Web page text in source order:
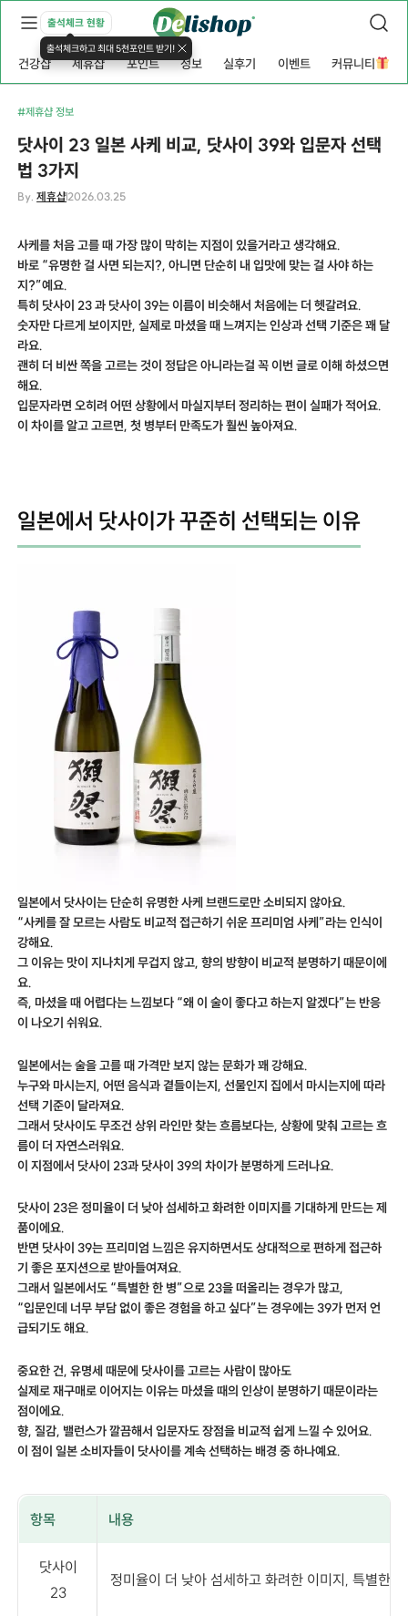
출석체크 현황
출석체크하고 최대 5천포인트 받기!
건강샵 제휴샵 포인트 정보 실후기 이벤트 커뮤니티
#제휴샵 정보
닷사이 23 일본 사케 비교, 닷사이 39와 입문자 선택
법 3가지
By.제휴샵2026.03.25
사케를 처음 고를 때 가장 많이 막히는 지점이 있을거라고 생각해요.
바로 “유명한 걸 사면 되는지?, 아니면 단순히 내 입맛에 맞는 걸 사야 하는
지?”예요.
특히 닷사이 23 과 닷사이 39는 이름이 비슷해서 처음에는 더 헷갈려요.
숫자만 다르게 보이지만, 실제로 마셨을 때 느껴지는 인상과 선택 기준은 꽤 달
라요.
괜히 더 비싼 쪽을 고르는 것이 정답은 아니라는걸 꼭 이번 글로 이해 하셨으면
해요.
입문자라면 오히려 어떤 상황에서 마실지부터 정리하는 편이 실패가 적어요.
이 차이를 알고 고르면, 첫 병부터 만족도가 훨씬 높아져요.
일본에서 닷사이가 꾸준히 선택되는 이유
일본에서 닷사이는 단순히 유명한 사케 브랜드로만 소비되지 않아요.
“사케를 잘 모르는 사람도 비교적 접근하기 쉬운 프리미엄 사케”라는 인식이
강해요.
그 이유는 맛이 지나치게 무겁지 않고, 향의 방향이 비교적 분명하기 때문이에
요.
즉, 마셨을 때 어렵다는 느낌보다 “왜 이 술이 좋다고 하는지 알겠다”는 반응
이 나오기 쉬워요.
일본에서는 술을 고를 때 가격만 보지 않는 문화가 꽤 강해요.
누구와 마시는지, 어떤 음식과 곁들이는지, 선물인지 집에서 마시는지에 따라
선택 기준이 달라져요.
그래서 닷사이도 무조건 상위 라인만 찾는 흐름보다는, 상황에 맞춰 고르는 흐
름이 더 자연스러워요.
이 지점에서 닷사이 23과 닷사이 39의 차이가 분명하게 드러나요.
닷사이 23은 정미율이 더 낮아 섬세하고 화려한 이미지를 기대하게 만드는 제
품이에요.
반면 닷사이 39는 프리미엄 느낌은 유지하면서도 상대적으로 편하게 접근하
기 좋은 포지션으로 받아들여져요.
그래서 일본에서도 “특별한 한 병”으로 23을 떠올리는 경우가 많고,
“입문인데 너무 부담 없이 좋은 경험을 하고 싶다”는 경우에는 39가 먼저 언
급되기도 해요.
중요한 건, 유명세 때문에 닷사이를 고르는 사람이 많아도
실제로 재구매로 이어지는 이유는 마셨을 때의 인상이 분명하기 때문이라는
점이에요.
향, 질감, 밸런스가 깔끔해서 입문자도 장점을 비교적 쉽게 느낄 수 있어요.
이 점이 일본 소비자들이 닷사이를 계속 선택하는 배경 중 하나예요.
항목 내용
닷사이
23
정미율이 더 낮아 섬세하고 화려한 이미지, 특별한